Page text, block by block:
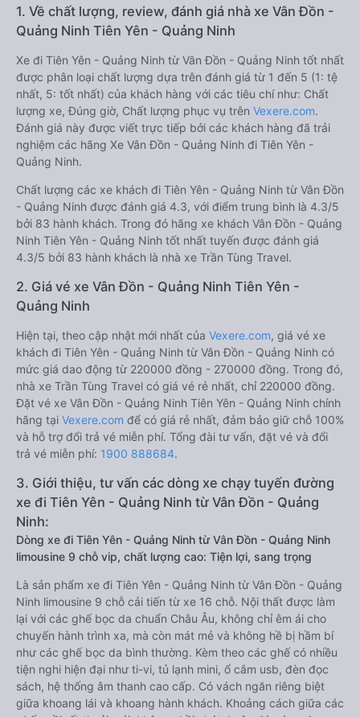
1. Về chất lượng, review, đánh giá nhà xe Vân Đồn -
Quảng Ninh Tiên Yên - Quảng Ninh
Xe đi Tiên Yên - Quảng Ninh từ Vân Đồn - Quảng Ninh tốt nhất
được phân loại chất lượng dựa trên đánh giá từ 1 đến 5 (1: tệ
nhất, 5: tốt nhất) của khách hàng với các tiêu chí như: Chất
lượng xe, Đúng giờ, Chất lượng phục vụ trên Vexere.com.
Đánh giá này được viết trực tiếp bởi các khách hàng đã trải
nghiệm các hãng Xe Vân Đồn - Quảng Ninh đi Tiên Yên -
Quảng Ninh.
Chất lượng các xe khách đi Tiên Yên - Quảng Ninh từ Vân Đồn
- Quảng Ninh được đánh giá 4.3, với điểm trung bình là 4.3/5
bởi 83 hành khách. Trong đó hãng xe khách Vân Đồn - Quảng
Ninh Tiên Yên - Quảng Ninh tốt nhất tuyến được đánh giá
4.3/5 bởi 83 hành khách là nhà xe Trần Tùng Travel.
2. Giá vé xe Vân Đồn - Quảng Ninh Tiên Yên -
Quảng Ninh
Hiện tại, theo cập nhật mới nhất của Vexere.com, giá vé xe
khách đi Tiên Yên - Quảng Ninh từ Vân Đồn - Quảng Ninh có
mức giá dao động từ 220000 đồng - 270000 đồng. Trong đó,
nhà xe Trần Tùng Travel có giá vé rẻ nhất, chỉ 220000 đồng.
Đặt vé xe Vân Đồn - Quảng Ninh Tiên Yên - Quảng Ninh chính
hãng tại Vexere.com để có giá rẻ nhất, đảm bảo giữ chỗ 100%
và hỗ trợ đổi trả vé miễn phí. Tổng đài tư vấn, đặt vé và đổi
trả vé miễn phí: 1900 888684.
3. Giới thiệu, tư vấn các dòng xe chạy tuyến đường
xe đi Tiên Yên - Quảng Ninh từ Vân Đồn - Quảng
Ninh:
Dòng xe đi Tiên Yên - Quảng Ninh từ Vân Đồn - Quảng Ninh
limousine 9 chỗ vip, chất lượng cao: Tiện lợi, sang trọng
Là sản phẩm xe đi Tiên Yên - Quảng Ninh từ Vân Đồn - Quảng
Ninh limousine 9 chỗ cải tiến từ xe 16 chỗ. Nội thất được làm
lại với các ghế bọc da chuẩn Châu Âu, không chỉ êm ái cho
chuyến hành trình xa, mà còn mát mẻ và không hề bị hầm bí
như các ghế bọc da bình thường. Kèm theo các ghế có nhiều
tiện nghi hiện đại như ti-vi, tủ lạnh mini, ổ cắm usb, đèn đọc
sách, hệ thống âm thanh cao cấp. Có vách ngăn riêng biệt
giữa khoang lái và khoang hành khách. Khoảng cách giữa các